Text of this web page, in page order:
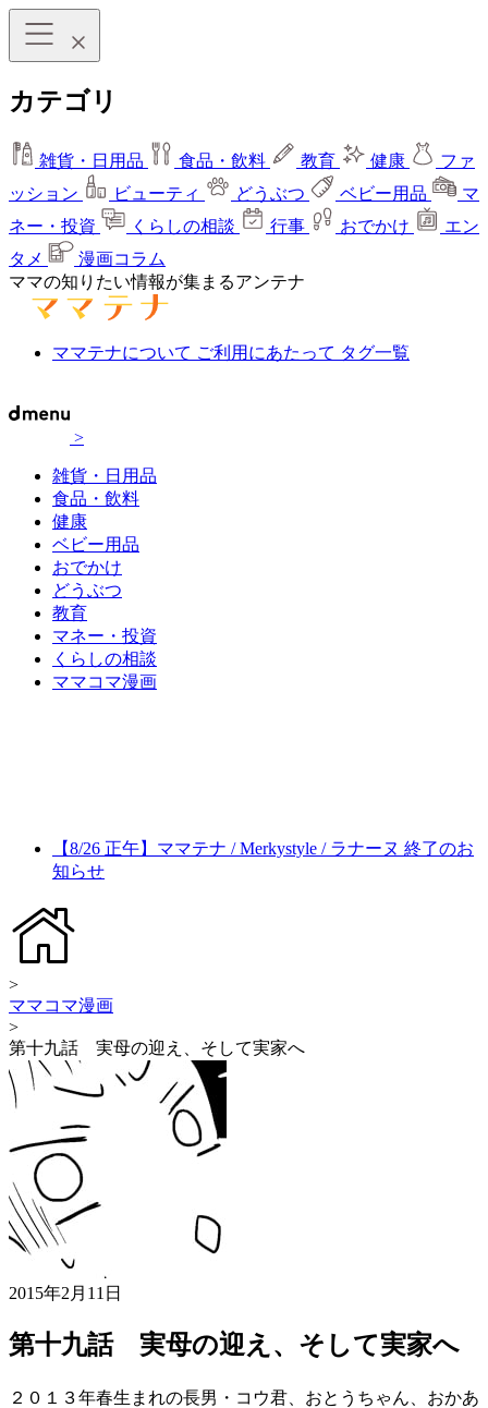
カテゴリ
雑貨・日用品 食品・飲料 教育 健康
ファ
ッション
ビューティ どうぶつ ベビー用品
マ
ネー・投資
くらしの相談 行事 おでかけ
エン
タメ
漫画コラム
ママの知りたい情報が集まるアンテナ
ママテナについて ご利用にあたって タグ一覧
>
雑貨・日用品
食品・飲料
健康
ベビー用品
おでかけ
どうぶつ
教育
マネー・投資
くらしの相談
ママコマ漫画
【8/26 正午】ママテナ / Merkystyle / ラナーヌ 終了のお
知らせ
>
ママコマ漫画
>
第十九話 実母の迎え、そして実家へ
2015年2月11日
第十九話 実母の迎え、そして実家へ
２０１３年春生まれの長男・コウ君、おとうちゃん、おかあ